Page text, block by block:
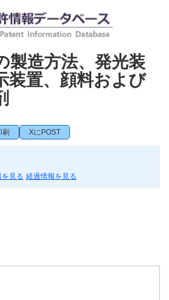
製造方法、発光装
装置、顔料および
刷 XにPOST
見る 経過情報を見る